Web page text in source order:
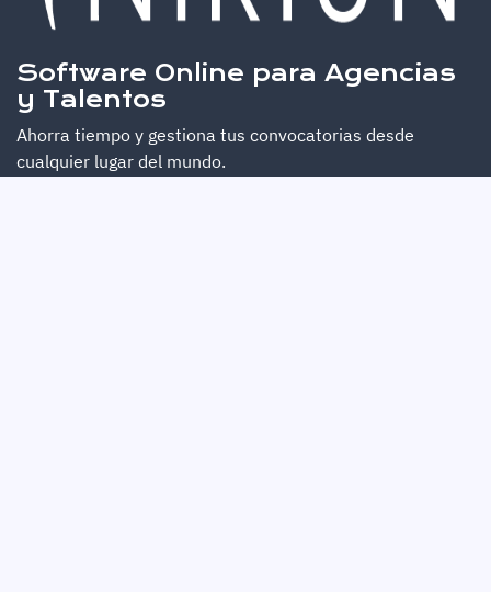
Software Online para Agencias
y Talentos
Ahorra tiempo y gestiona tus convocatorias desde
cualquier lugar del mundo.